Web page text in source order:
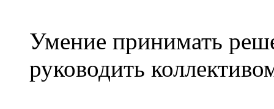
Умение принимать
руководить